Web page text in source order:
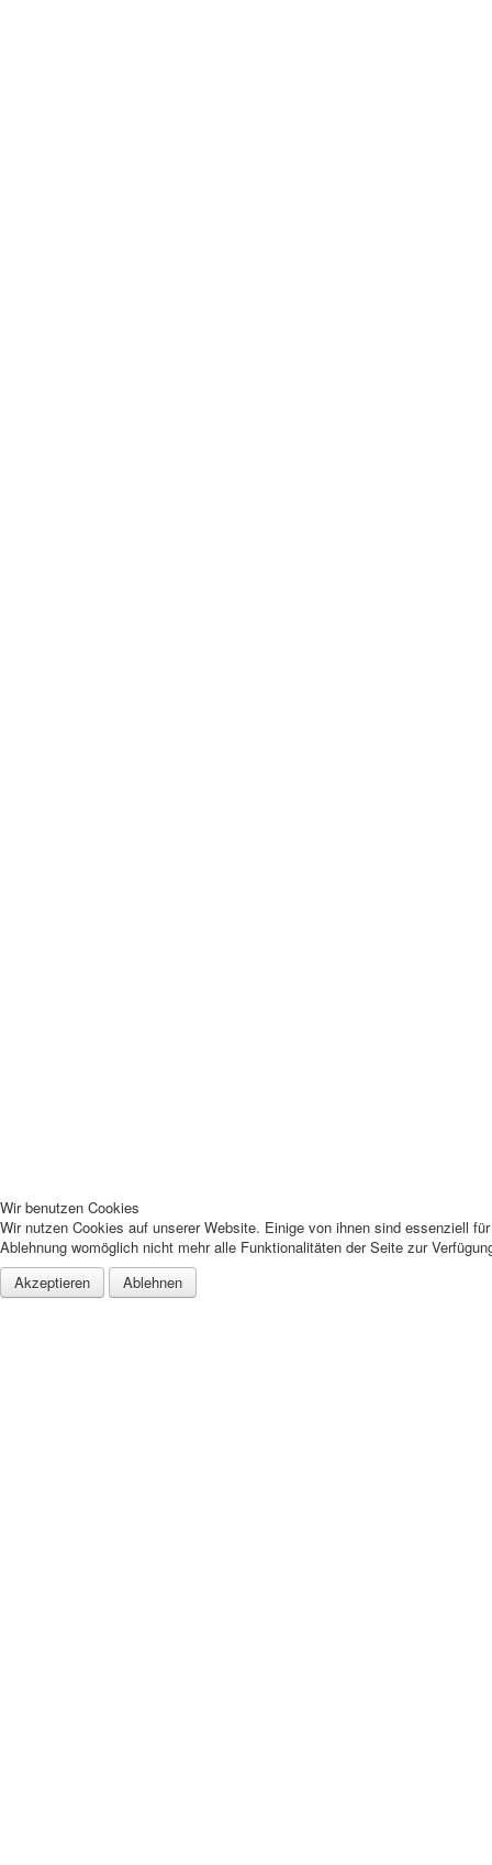
Wir benutzen Cookies
Wir nutzen Cookies auf unserer Website. Einige von ihnen sind essenziell
Ablehnung womöglich nicht mehr alle Funktionalitäten der Seite zur
Akzeptieren
Ablehnen